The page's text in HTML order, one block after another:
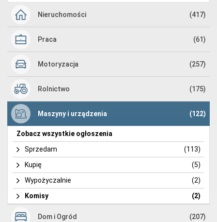
Nieruchomości (417)
Praca (61)
Motoryzacja (257)
Rolnictwo (175)
Maszyny i urządzenia (122)
Zobacz wszystkie ogłoszenia
Sprzedam
(113)
Kupię
(5)
Wypożyczalnie
(2)
Komisy
(2)
Dom i Ogród (207)